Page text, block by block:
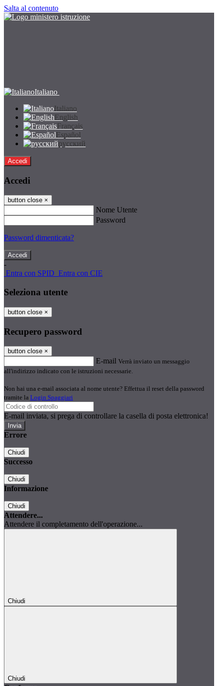
Salta al contenuto
Italiano
Italiano
English
Français
Español
русский
Accedi
Accedi
button close ×
Nome Utente
Password
Password dimenticata?
-
Entra con SPID Entra con CIE
Seleziona utente
button close ×
Recupero password
button close ×
E-mail Verrà inviato un messaggio
all'indirizzo indicato con le istruzioni necessarie.
Non hai una e-mail associata al nome utente? Effettua il reset della password
tramite la Login Spaggiari
E-mail inviata, si prega di controllare la casella di posta elettronica!
Errore
Chiudi
Successo
Chiudi
Informazione
Chiudi
Attendere...
Attendere il completamento dell'operazione...
Chiudi
Chiudi